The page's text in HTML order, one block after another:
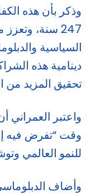
وذكر بأن هذه
247 سنة،
السياسية
دينامية هذه
تحقيق المزيد من
واعتبر العمراني
وقت “تفرض فيه
للنمو العالمي
وأضاف